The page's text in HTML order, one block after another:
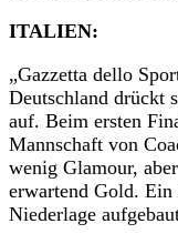
ITALIEN:
„Gazzetta dello
Deutschland drückt
auf. Beim ersten
Mannschaft von
wenig Glamour,
erwartend Gold.
Niederlage